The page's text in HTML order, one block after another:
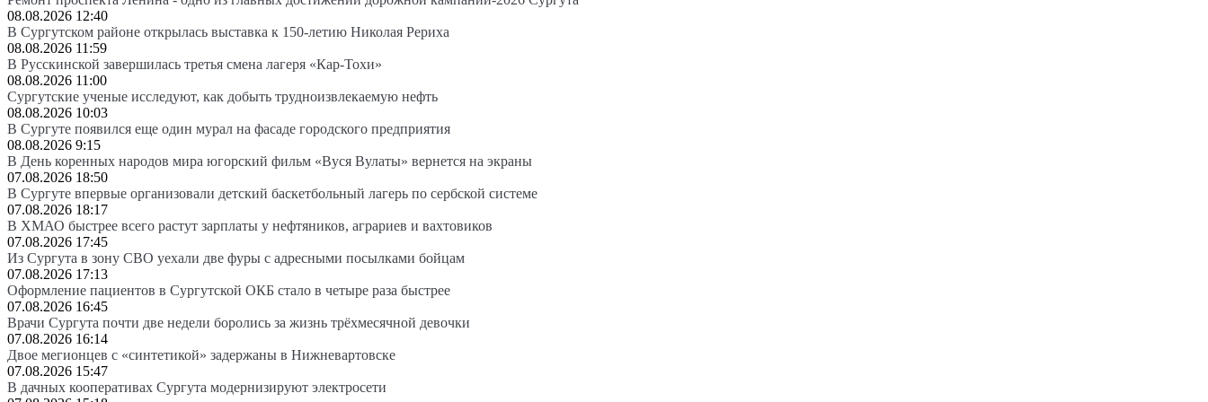
08.08.2026 12:40
В Сургутском районе открылась выставка к 150-летию Николая Рериха
08.08.2026 11:59
В Русскинской завершилась третья смена лагеря «Кар-Тохи»
08.08.2026 11:00
Сургутские ученые исследуют, как добыть трудноизвлекаемую нефть
08.08.2026 10:03
В Сургуте появился еще один мурал на фасаде городского предприятия
08.08.2026 9:15
В День коренных народов мира югорский фильм «Вуся Вулаты» вернется на экраны
07.08.2026 18:50
В Сургуте впервые организовали детский баскетбольный лагерь по сербской системе
07.08.2026 18:17
В ХМАО быстрее всего растут зарплаты у нефтяников, аграриев и вахтовиков
07.08.2026 17:45
Из Сургута в зону СВО уехали две фуры с адресными посылками бойцам
07.08.2026 17:13
Оформление пациентов в Сургутской ОКБ стало в четыре раза быстрее
07.08.2026 16:45
Врачи Сургута почти две недели боролись за жизнь трёхмесячной девочки
07.08.2026 16:14
Двое мегионцев с «синтетикой» задержаны в Нижневартовске
07.08.2026 15:47
В дачных кооперативах Сургута модернизируют электросети